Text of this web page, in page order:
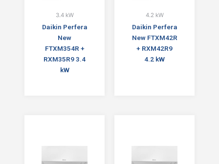
3.4 kW
Daikin Perfera
New
FTXM354R +
RXM35R9 3.4
kW
4.2 kW
Daikin Perfera
New FTXM42R
+ RXM42R9
4.2 kW